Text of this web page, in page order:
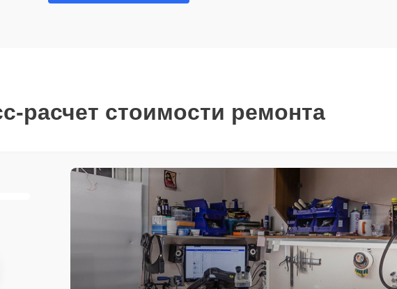
расчет стоимости ремонта